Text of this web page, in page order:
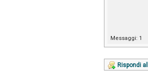
Messaggi: 1
Rispondi